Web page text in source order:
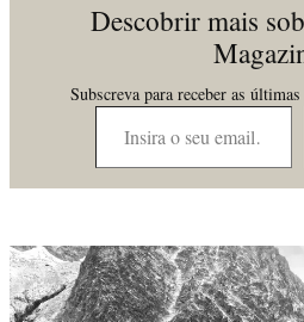
Descobrir mais
Subscreva para receber as
Insira o seu email…